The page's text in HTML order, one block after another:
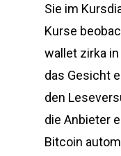
Sie im
Kurse
wallet zirka
das Gesicht
den
die Anbieter
Bitcoin